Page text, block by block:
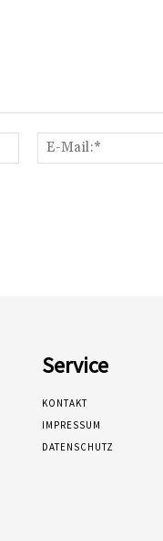
Name:*
Service
KONTAKT
IMPRESSUM
DATENSCHUTZ